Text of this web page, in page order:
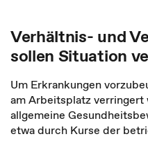
Verhältnis- und
sollen Situation
Um Erkrankungen
am Arbeitsplatz verringert
allgemeine
etwa durch Kurse der